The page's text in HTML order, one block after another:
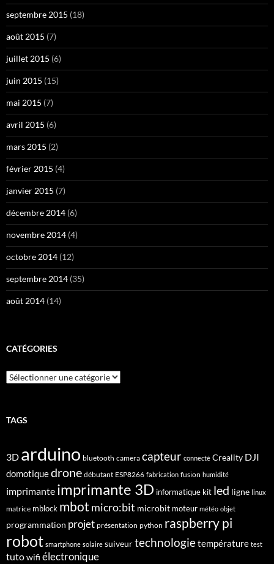
septembre 2015 (18)
août 2015 (7)
juillet 2015 (6)
juin 2015 (15)
mai 2015 (7)
avril 2015 (6)
mars 2015 (2)
février 2015 (4)
janvier 2015 (7)
décembre 2014 (6)
novembre 2014 (4)
octobre 2014 (12)
septembre 2014 (35)
août 2014 (14)
CATÉGORIES
Catégories
TAGS
3D arduino bluetooth camera capteur connecté Creality DJI
domotiquedrone débutant ESP8266 fabrication fusion humidité
imprimante imprimante 3D informatique kit led ligne linux
matrice mblock mbot micro:bit microbit moteur météo objet
programmation projet présentation python raspberry pi
robot smartphone solaire suiveurtechnologietempérature test
tutowifi électronique